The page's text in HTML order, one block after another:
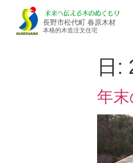
長野市松代町 春原木材
本格的木造注文住宅
日:
年